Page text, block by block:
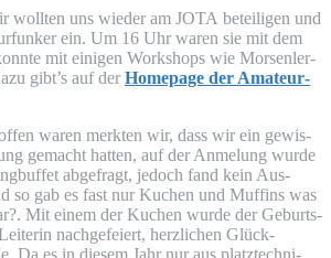
woll­ten uns wie­der am JOTA betei­li­gen und
ein. Um 16 Uhr waren sie mit dem
mit eini­gen Work­shops wie Mor­sen­ler­
gibt’s auf der Home­page der Ama­teur­
waren merk­ten wir, dass wir ein gewis­
gemacht hat­ten, auf der Anme­lung wur­de
abge­fragt, jedoch fand kein Aus­
so gab es fast nur Kuchen und Muf­fins was
Mit einem der Kuchen wur­de der Geburts­
nach­ge­fei­ert, herz­li­chen Glück­